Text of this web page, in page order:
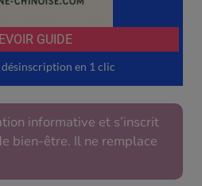
informative et s’inscrit
bien-être. Il ne remplace